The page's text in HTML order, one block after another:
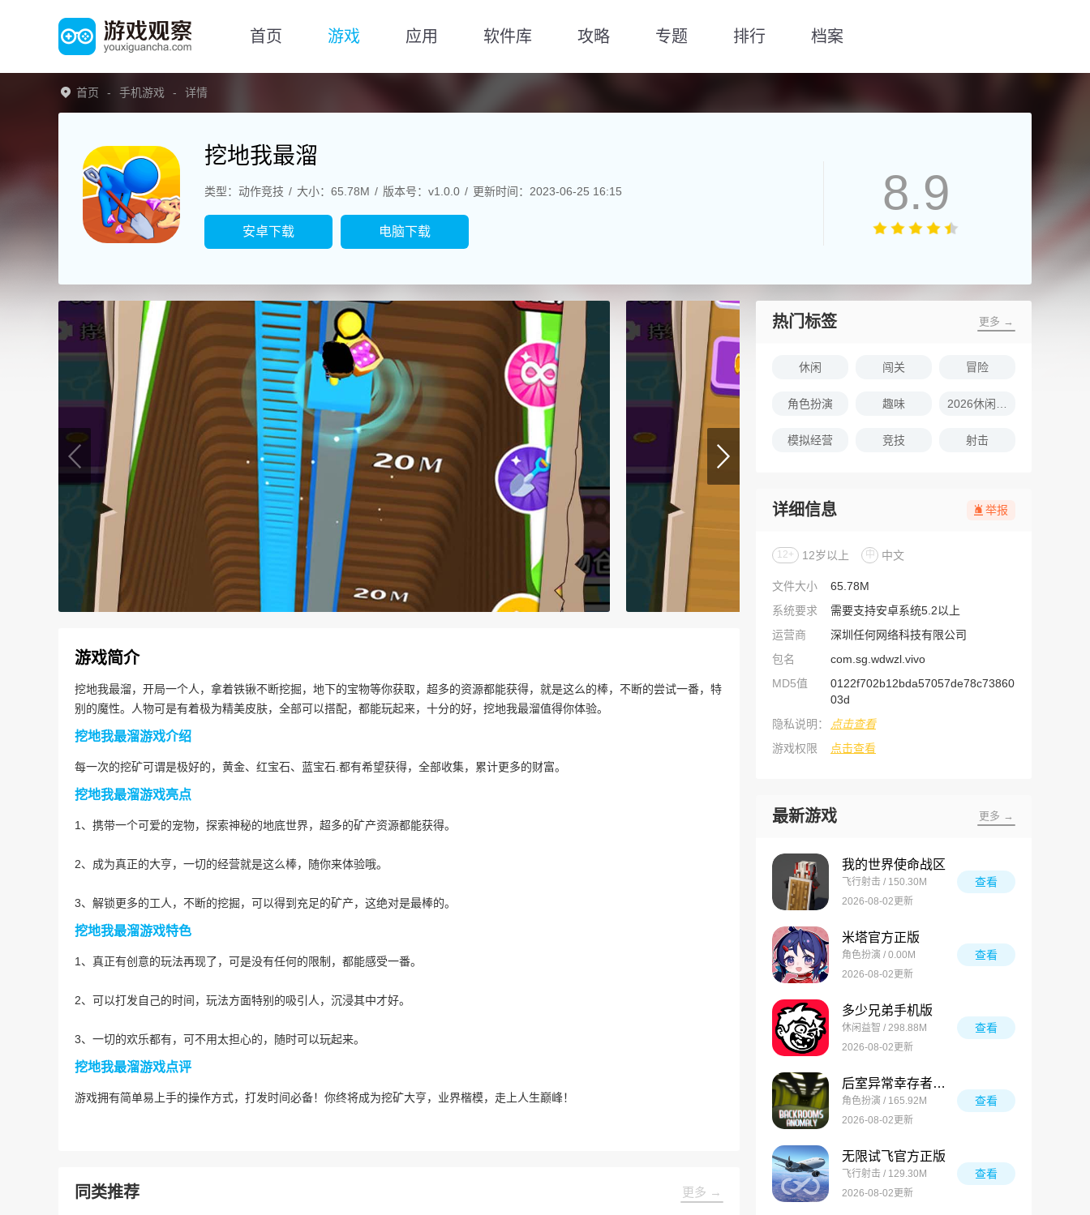
首页 游戏 应用 软件库 攻略 专题 排行 档案
首页 手机游戏 详情
挖地我最溜
类型：动作竞技 大小：65.78M 版本号：v1.0.0 更新时间：2023-06-25 16:15
安卓下载 电脑下载
8.9
游戏简介
挖地我最溜，开局一个人，拿着铁锹不断挖掘，地下的宝物等你获取，超多的资源都能获得，就是这么的棒，不断的尝试一番，特
别的魔性。人物可是有着极为精美皮肤，全部可以搭配，都能玩起来，十分的好，挖地我最溜值得你体验。
挖地我最溜游戏介绍
每一次的挖矿可谓是极好的，黄金、红宝石、蓝宝石.都有希望获得，全部收集，累计更多的财富。
挖地我最溜游戏亮点
1、携带一个可爱的宠物，探索神秘的地底世界，超多的矿产资源都能获得。
2、成为真正的大亨，一切的经营就是这么棒，随你来体验哦。
3、解锁更多的工人，不断的挖掘，可以得到充足的矿产，这绝对是最棒的。
挖地我最溜游戏特色
1、真正有创意的玩法再现了，可是没有任何的限制，都能感受一番。
2、可以打发自己的时间，玩法方面特别的吸引人，沉浸其中才好。
3、一切的欢乐都有，可不用太担心的，随时可以玩起来。
挖地我最溜游戏点评
游戏拥有简单易上手的操作方式，打发时间必备！你终将成为挖矿大亨，业界楷模，走上人生巅峰！
同类推荐 更多 →
热门标签 更多 →
休闲 闯关 冒险
角色扮演 趣味
模拟经营 竞技 射击
详细信息 举报
12+ 12岁以上 中 中文
文件大小
65.78M
系统要求
需要支持安卓系统5.2以上
运营商
深圳任何网络科技有限公司
包名
com.sg.wdwzl.vivo
MD5值
0122f702b12bda57057de78c73860
03d
隐私说明：
点击查看
游戏权限
点击查看
最新游戏 更多 →
我的世界使命战区
飞行射击 / 150.30M
2026-08-02更新
查看
米塔官方正版
角色扮演 / 0.00M
2026-08-02更新
查看
多少兄弟手机版
休闲益智 / 298.88M
2026-08-02更新
查看
后室异常幸存者最新版
角色扮演 / 165.92M
2026-08-02更新
查看
无限试飞官方正版
飞行射击 / 129.30M
2026-08-02更新
查看